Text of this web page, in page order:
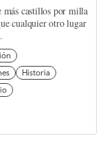
más castillos por milla
cualquier otro lugar
Historia